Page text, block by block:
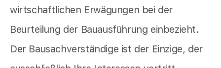
wirtschaftlichen Erwägungen bei der
Beurteilung der Bauausführung einbezieht.
Der Bausachverständige ist der Einzige, der